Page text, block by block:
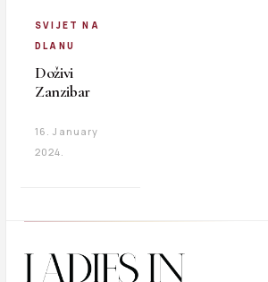
SVIJET NA
DLANU
Doživi
Zanzibar
16. January
2024.